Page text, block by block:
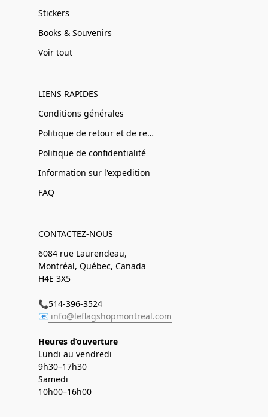
Stickers
Books & Souvenirs
Voir tout
LIENS RAPIDES
Conditions générales
Politique de retour et de remboursement
Politique de confidentialité
Information sur l'expedition
FAQ
CONTACTEZ-NOUS
6084 rue Laurendeau,
Montréal, Québec, Canada
H4E 3X5
📞514-396-3524
📧 info@leflagshopmontreal.com
Heures d’ouverture
Lundi au vendredi
9h30–17h30
Samedi
10h00–16h00